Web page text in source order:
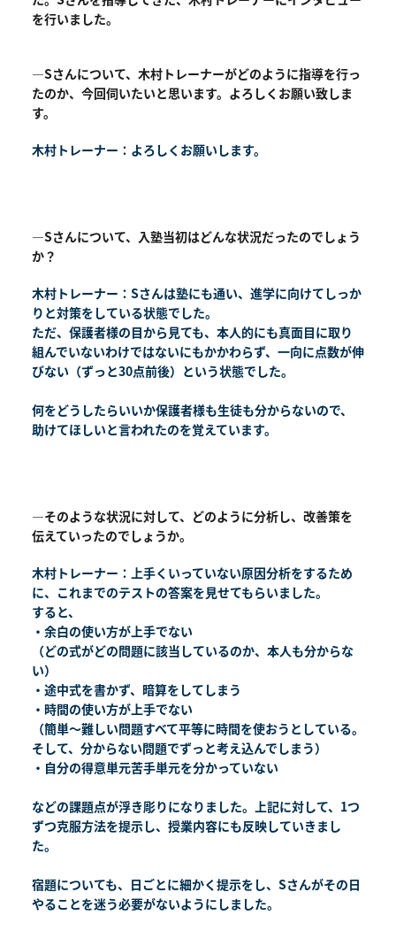
を行いました。
―Sさんについて、木村トレーナーがどのように指導を行っ
たのか、今回伺いたいと思います。よろしくお願い致しま
す。
木村トレーナー：よろしくお願いします。
―Sさんについて、入塾当初はどんな状況だったのでしょう
か？
木村トレーナー：Sさんは塾にも通い、進学に向けてしっか
りと対策をしている状態でした。
ただ、保護者様の目から見ても、本人的にも真面目に取り
組んでいないわけではないにもかかわらず、一向に点数が伸
びない（ずっと30点前後）という状態でした。
何をどうしたらいいか保護者様も生徒も分からないので、
助けてほしいと言われたのを覚えています。
―そのような状況に対して、どのように分析し、改善策を
伝えていったのでしょうか。
木村トレーナー：上手くいっていない原因分析をするため
に、これまでのテストの答案を見せてもらいました。
すると、
・余白の使い方が上手でない
（どの式がどの問題に該当しているのか、本人も分からな
い）
・途中式を書かず、暗算をしてしまう
・時間の使い方が上手でない
（簡単～難しい問題すべて平等に時間を使おうとしている。
そして、分からない問題でずっと考え込んでしまう）
・自分の得意単元苦手単元を分かっていない
などの課題点が浮き彫りになりました。上記に対して、1つ
ずつ克服方法を提示し、授業内容にも反映していきまし
た。
宿題についても、日ごとに細かく提示をし、Sさんがその日
やることを迷う必要がないようにしました。